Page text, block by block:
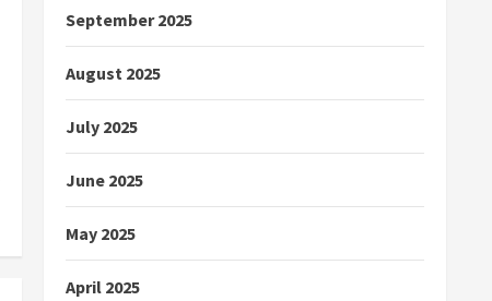
September 2025
August 2025
July 2025
June 2025
May 2025
April 2025